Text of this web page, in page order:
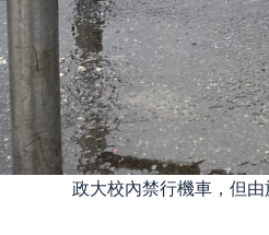
政大校內禁行機車，但